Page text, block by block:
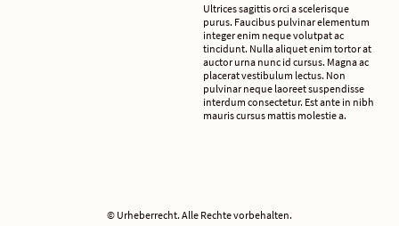
Ultrices sagittis orci a scelerisque
purus. Faucibus pulvinar elementum
integer enim neque volutpat ac
tincidunt. Nulla aliquet enim tortor at
auctor urna nunc id cursus. Magna ac
placerat vestibulum lectus. Non
pulvinar neque laoreet suspendisse
interdum consectetur. Est ante in nibh
mauris cursus mattis molestie a.
© Urheberrecht. Alle Rechte vorbehalten.